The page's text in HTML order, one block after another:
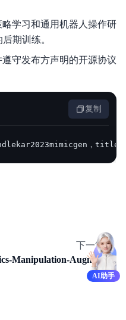
学习和通用机器人操作研
期训练。
守发布方声明的开源协议
复制
，
下一篇
Manipulation-Augmented
AI助手